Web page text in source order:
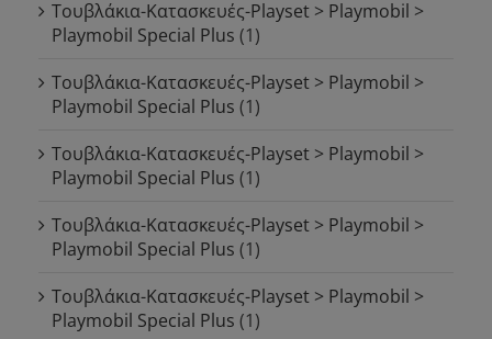
Τουβλάκια-Κατασκευές-Playset > Playmobil >
Playmobil Special Plus (1)
Τουβλάκια-Κατασκευές-Playset > Playmobil >
Playmobil Special Plus (1)
Τουβλάκια-Κατασκευές-Playset > Playmobil >
Playmobil Special Plus (1)
Τουβλάκια-Κατασκευές-Playset > Playmobil >
Playmobil Special Plus (1)
Τουβλάκια-Κατασκευές-Playset > Playmobil >
Playmobil Special Plus (1)